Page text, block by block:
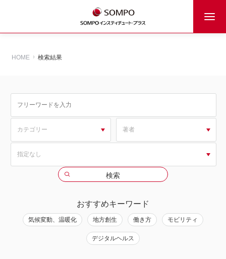
HOME 検索結果
おすすめキーワード
気候変動、温暖化 地方創生 働き方 モビリティ
デジタルヘルス